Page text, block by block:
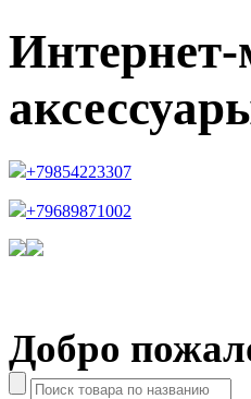
+79854223307
+79689871002
Добро